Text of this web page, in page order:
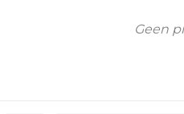
Geen